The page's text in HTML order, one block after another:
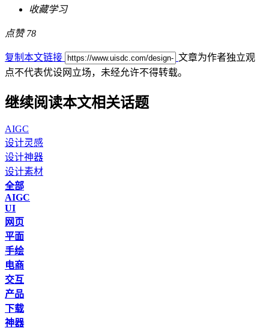
干货满满
点赞 78
复制本文链接
文章为作者独立观
点不代表优设网立场， 未经允许不得转载。
继续阅读本文相关话题
AIGC
设计灵感
设计神器
设计素材
全部
AIGC
UI
网页
平面
手绘
电商
交互
产品
下载
神器